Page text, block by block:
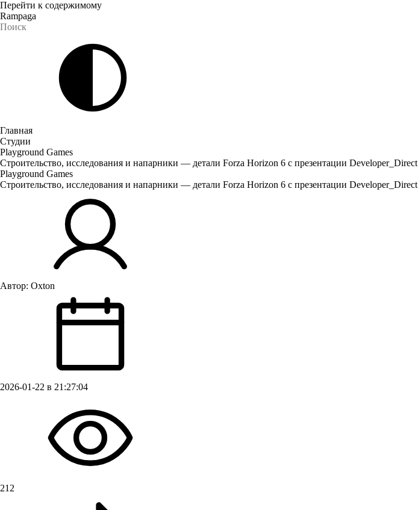
Перейти к содержимому
Rampaga
Главная
Студии
Playground Games
Строительство, исследования и напарники — детали Forza Horizon 6 с презентации Developer_Direct
Playground Games
Строительство, исследования и напарники — детали Forza Horizon 6 с презентации Developer_Direct
Автор: Oxton
2026-01-22 в 21:27:04
212